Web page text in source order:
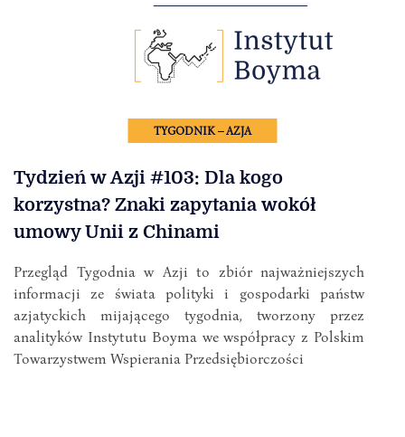
TYGODNIK – AZJA
Tydzień w Azji #103: Dla kogo
korzystna? Znaki zapytania wokół
umowy Unii z Chinami
Przegląd Tygodnia w Azji to zbiór najważniejszych
informacji ze świata polityki i gospodarki państw
azjatyckich mijającego tygodnia, tworzony przez
analityków Instytutu Boyma we współpracy z Polskim
Towarzystwem Wspierania Przedsiębiorczości